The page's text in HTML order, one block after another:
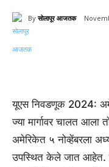
By सोलापूर आजतक
यूएस निवडणूक 2024:
ज्या मार्गावर चालत आला
अमेरिकेत ५ नोव्हेंबरला
उपस्थित केले जात आहेत.